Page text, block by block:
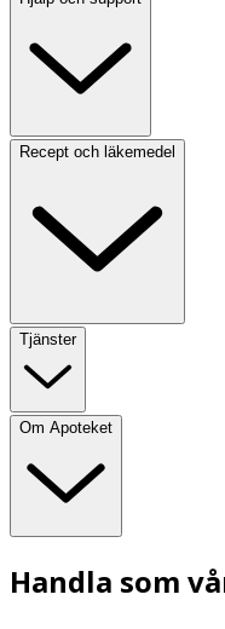
Recept och läkemedel
Tjänster
Om Apoteket
Handla som